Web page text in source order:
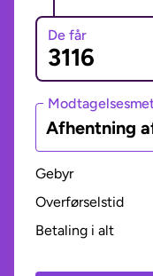
De får
Afhentning
Gebyr
Overførselstid
Betaling i alt